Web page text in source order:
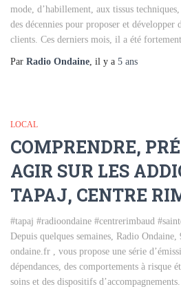
mode, d’habillement, aux tissus
des décennies pour proposer et développer
clients. Ces derniers mois, il a été
Par Radio Ondaine, il y a 5 ans
LOCAL
COMPRENDRE,
AGIR SUR LES
TAPAJ, CENTRE
#tapaj #radioondaine #centrerimbaud
Depuis quelques semaines, Radio
ondaine.fr , vous propose une série
dépendances, des comportements à risque
soins et des dispositifs